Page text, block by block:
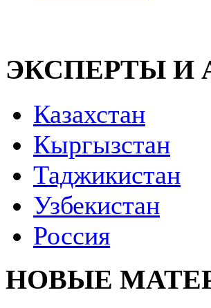
ЭКСПЕРТЫ И
Казахстан
Кыргызстан
Таджикистан
Узбекистан
Россия
НОВЫЕ